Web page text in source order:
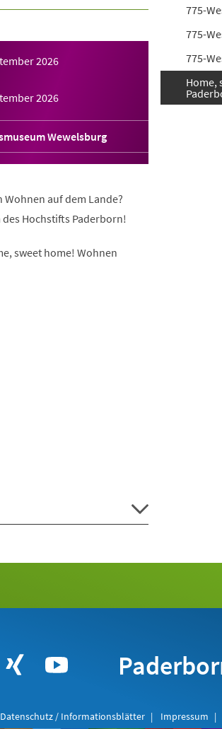
2026
2026
Wewelsburg
auf dem Lande?
Hochstifts Paderborn!
sweet home! Wohnen
775-
775-
775-
Home,
Datenschutz / Informationsblätter Impressum